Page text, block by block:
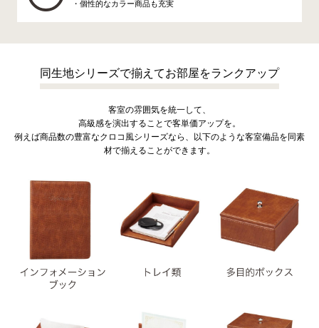
・個性的なカラー商品も充実
同生地シリーズで揃えてお部屋をランクアップ
客室の雰囲気を統一して、
高級感を演出することで客単価アップを。
例えば商品数の豊富なクロコ風シリーズなら、以下のような客室備品を同素
材で揃えることができます。